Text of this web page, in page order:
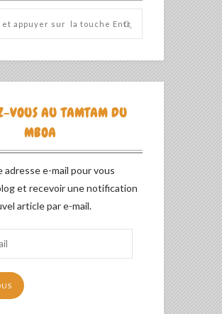
VOUS AU TAMTAM DU
MBOA
adresse e-mail pour vous
et recevoir une notification
article par e-mail.